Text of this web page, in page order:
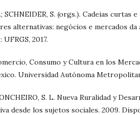
SCHNEIDER, S. (orgs.). Cadeias curtas
alternativas: negócios e mercados
2017.
Consumo y Cultura en los
Universidad Autónoma
S. L. Nueva Ruralidad y
desde los sujetos sociales. 2009.